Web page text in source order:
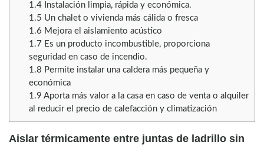
1.4Instalación limpia, rápida y económica.
1.5 Un chalet o vivienda más cálida o fresca
1.6 Mejora el aislamiento acústico
1.7 Es un producto incombustible, proporciona
seguridad en caso de incendio.
1.8 Permite instalar una caldera más pequeña y
económica
1.9 Aporta más valor a la casa en caso de venta o alquiler
al reducir el precio de calefacción y climatización
Aislar térmicamente entre juntas de ladrillo sin